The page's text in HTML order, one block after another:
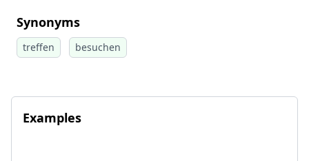
Synonyms
treffen besuchen
Examples